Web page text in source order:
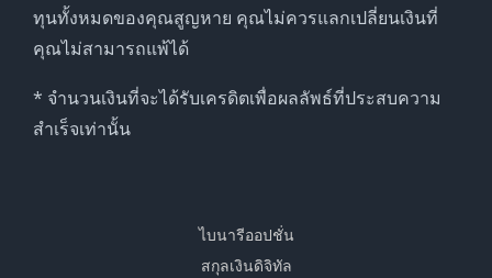
ทุนทั้งหมดของคุณสูญหาย คุณไม่ควรแลกเปลี่ยนเงินที่
คุณไม่สามารถแพ้ได้
* จำนวนเงินที่จะได้รับเครดิตเพื่อผลลัพธ์ที่ประสบความ
สำเร็จเท่านั้น
ไบนารีออปชั่น
สกุลเงินดิจิทัล